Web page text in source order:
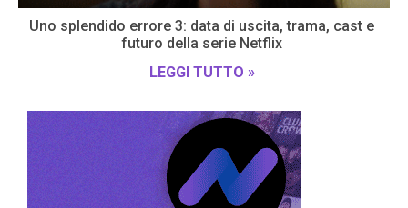
Uno splendido errore 3: data di uscita, trama, cast e
futuro della serie Netflix
LEGGI TUTTO »